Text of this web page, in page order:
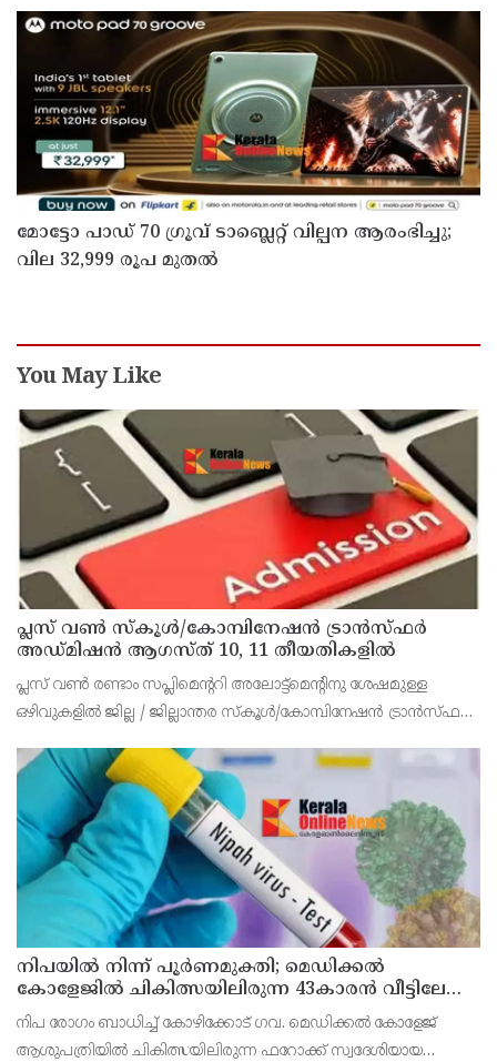
മോട്ടോ പാഡ് 70 ഗ്രൂവ് ടാബ്ലെറ്റ് വില്പന ആരംഭിച്ചു;
വില 32,999 രൂപ മുതൽ
You May Like
പ്ലസ് വൺ സ്‌കൂൾ/കോമ്പിനേഷൻ ട്രാൻസ്ഫർ
അഡ്മിഷൻ ആഗസ്ത് 10, 11 തീയതികളിൽ
പ്ലസ് വൺ രണ്ടാം സപ്ലിമെന്ററി അലോട്ട്‌മെന്റിനു ശേഷമുള്ള
ഒഴിവുകളിൽ ജില്ല / ജില്ലാന്തര സ്‌കൂൾ/കോമ്പിനേഷൻ ട്രാൻസ്ഫർ
വൈകിട്ട് 4 മണി വരെ നൽകിയിരുന്നു
നിപയിൽ നിന്ന് പൂർണമുക്തി; മെഡിക്കൽ
കോളേജിൽ ചികിത്സയിലിരുന്ന 43കാരൻ വീട്ടിലേക്ക്
മടങ്ങി
നിപ രോഗം ബാധിച്ച് കോഴിക്കോട് ഗവ. മെഡിക്കൽ കോളേജ്
ആശുപത്രിയിൽ ചികിത്സയിലിരുന്ന ഫറോക്ക് സ്വദേശിയായ